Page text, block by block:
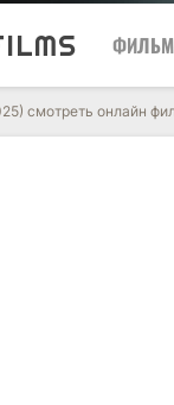
смотреть онлайн